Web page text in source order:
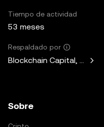
Tiempo de actividad
53 meses
Respaldado por
Blockchain Capital,
Sobre